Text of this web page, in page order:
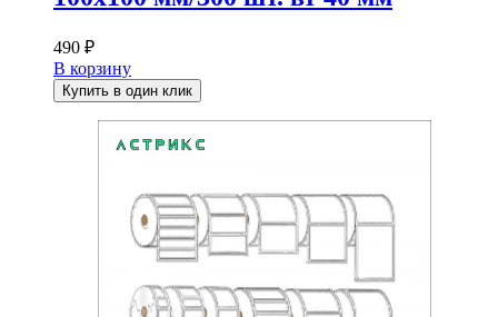
490 ₽
В корзину
Купить в один клик